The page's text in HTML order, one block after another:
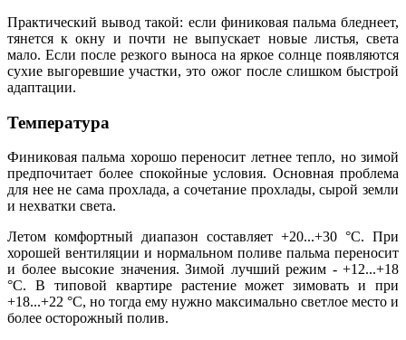
Практический вывод такой: если финиковая пальма бледнеет,
тянется к окну и почти не выпускает новые листья, света
мало. Если после резкого выноса на яркое солнце появляются
сухие выгоревшие участки, это ожог после слишком быстрой
адаптации.
Температура
Финиковая пальма хорошо переносит летнее тепло, но зимой
предпочитает более спокойные условия. Основная проблема
для нее не сама прохлада, а сочетание прохлады, сырой земли
и нехватки света.
Летом комфортный диапазон составляет +20...+30 °C. При
хорошей вентиляции и нормальном поливе пальма переносит
и более высокие значения. Зимой лучший режим - +12...+18
°C. В типовой квартире растение может зимовать и при
+18...+22 °C, но тогда ему нужно максимально светлое место и
более осторожный полив.